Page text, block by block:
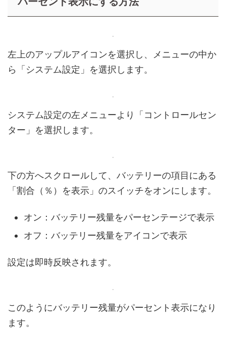
左上のアップルアイコンを選択し、メニューの中か
ら「システム設定」を選択します。
システム設定の左メニューより「コントロールセン
ター」を選択します。
下の方へスクロールして、バッテリーの項目にある
「割合（％）を表示」のスイッチをオンにします。
オン：バッテリー残量をパーセンテージで表示
オフ：バッテリー残量をアイコンで表示
設定は即時反映されます。
このようにバッテリー残量がパーセント表示になり
ます。